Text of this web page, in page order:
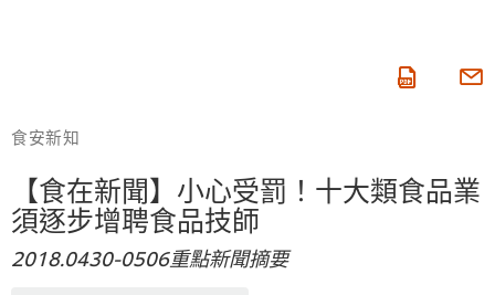
食安新知
【食在新聞】小心受罰！十大類食品業
須逐步增聘食品技師
2018.0430-0506重點新聞摘要